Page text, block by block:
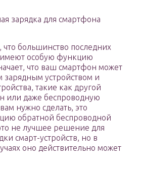
зарядка для смартфона
что большинство последних
особую функцию
что ваш смартфон может
зарядным устройством и
такие как другой
или даже беспроводную
нужно сделать, это
обратной беспроводной
не лучшее решение для
смарт-устройств, но в
оно действительно может